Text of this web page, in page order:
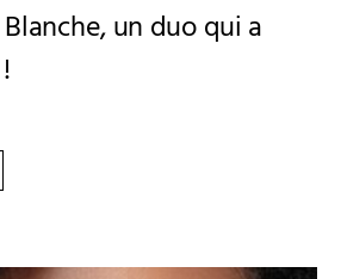
un duo qui a